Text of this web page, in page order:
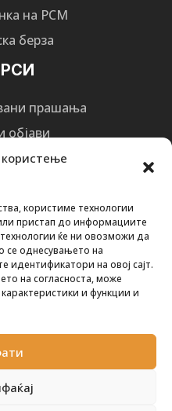
користење
користиме технологии
пристап до информациите
ќе ни овозможи да
се однесувањето на
идентификатори на овој сајт.
на согласноста, може
и функции и
на РСМ
берза
прашања
објави
вести
новости
СЕ !